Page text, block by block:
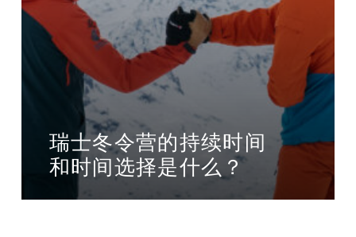
瑞士冬令营的持续时间
和时间选择是什么？